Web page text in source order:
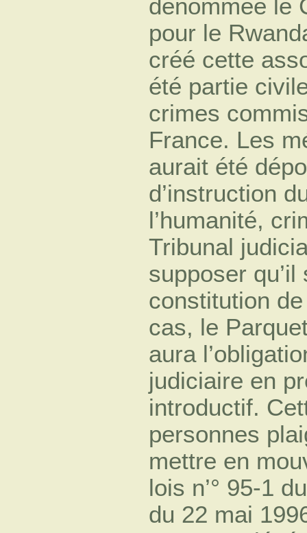
dénommée le
pour le
créé cette
été partie
crimes
France. Les
aurait été
d’instruction
l’humanité,
Tribunal
supposer qu’il
constitution
cas, le
aura
judiciaire en
introductif.
personnes
mettre en
lois n’° 95-1
du 22 mai